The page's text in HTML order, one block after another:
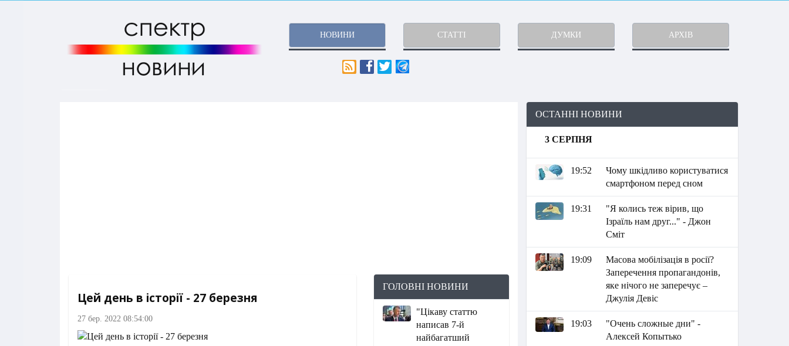
НОВИНИ СТАТТІ ДУМКИ АРХІВ
Цей день в історії - 27 березня
27 бер. 2022 08:54:00
ГОЛОВНІ НОВИНИ
"Цікаву статтю
написав 7-й
найбагатший
ОСТАННІ НОВИНИ
3 СЕРПНЯ
19:52
Чому шкідливо користуватися
смартфоном перед сном
19:31
"Я колись теж вірив, що
Ізраїль нам друг..." - Джон
Сміт
19:09
Масова мобілізація в росії?
Заперечення пропагандонів,
яке нічого не заперечує –
Джулія Девіс
19:03
"Очень сложные дни" -
Алексей Копытько